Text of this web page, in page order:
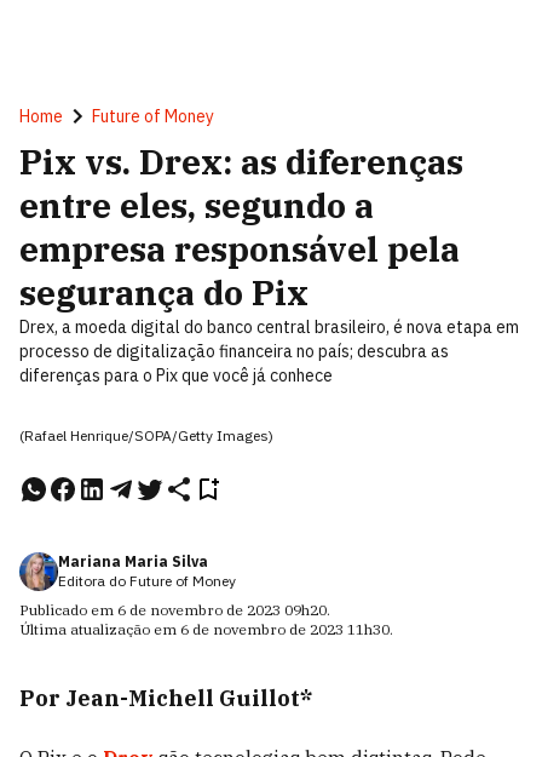
Home Future of Money
Pix vs. Drex: as diferenças
entre eles, segundo a
empresa responsável pela
segurança do Pix
Drex, a moeda digital do banco central brasileiro, é nova etapa em
processo de digitalização financeira no país; descubra as
diferenças para o Pix que você já conhece
(Rafael Henrique/SOPA/Getty Images)
Mariana Maria Silva
Editora do Future of Money
Publicado em 6 de novembro de 2023 09h20.
Última atualização em 6 de novembro de 2023 11h30.
Por Jean-Michell Guillot*